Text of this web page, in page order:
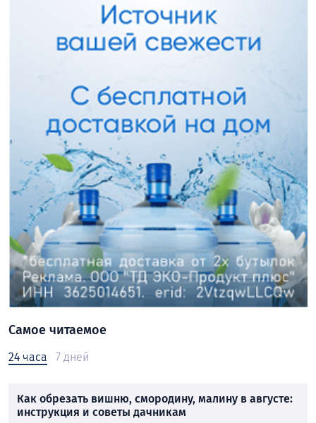
Самое читаемое
24 часа 7 дней
Как обрезать вишню, смородину, малину в августе:
инструкция и советы дачникам